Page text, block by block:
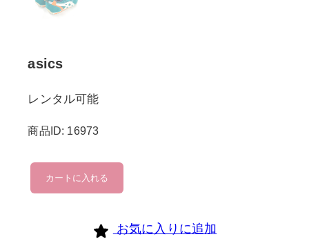
asics
レンタル可能
商品ID: 16973
asics
個
カートに入れる
お気に入りに追加